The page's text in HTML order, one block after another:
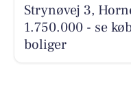
Strynøvej 3,
1.750.000 - se
boliger